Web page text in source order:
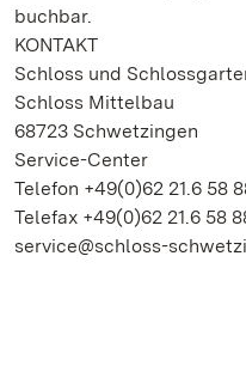
buchbar.
KONTAKT
Schloss und
Schloss Mittelbau
68723 Schwetzingen
Service-Center
Telefon +49(0)62 21.6 58
Telefax +49(0)62 21.6 58
service@schloss-